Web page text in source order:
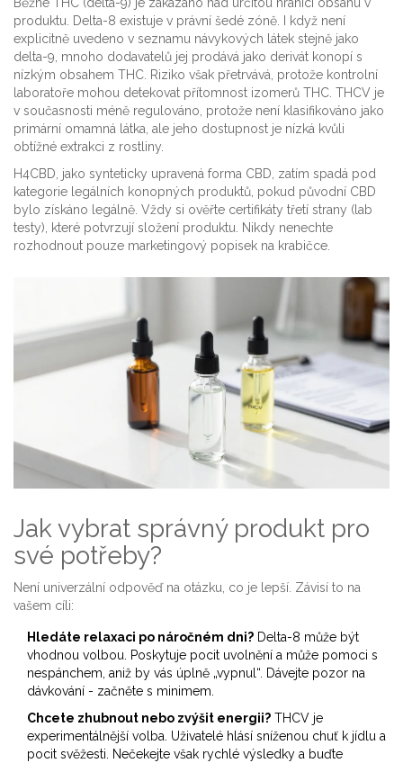
Běžné THC (delta-9) je zakázáno nad určitou hranici obsahu v
produktu. Delta-8 existuje v právní šedé zóně. I když není
explicitně uvedeno v seznamu návykových látek stejně jako
delta-9, mnoho dodavatelů jej prodává jako derivát konopí s
nízkým obsahem THC. Riziko však přetrvává, protože kontrolní
laboratoře mohou detekovat přítomnost izomerů THC. THCV je
v současnosti méně regulováno, protože není klasifikováno jako
primární omamná látka, ale jeho dostupnost je nízká kvůli
obtížné extrakci z rostliny.
H4CBD, jako synteticky upravená forma CBD, zatím spadá pod
kategorie legálních konopných produktů, pokud původní CBD
bylo získáno legálně. Vždy si ověřte certifikáty třetí strany (lab
testy), které potvrzují složení produktu. Nikdy nenechte
rozhodnout pouze marketingový popisek na krabičce.
Jak vybrat správný produkt pro
své potřeby?
Není univerzální odpověď na otázku, co je lepší. Závisí to na
vašem cíli:
Hledáte relaxaci po náročném dni? Delta-8 může být
vhodnou volbou. Poskytuje pocit uvolnění a může pomoci s
nespánchem, aniž by vás úplně „vypnul“. Dávejte pozor na
dávkování - začněte s minimem.
Chcete zhubnout nebo zvýšit energii? THCV je
experimentálnější volba. Uživatelé hlásí sníženou chuť k jídlu a
pocit svěžesti. Nečekejte však rychlé výsledky a buďte